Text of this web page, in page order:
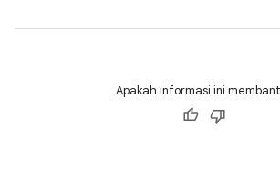
Apakah informasi ini